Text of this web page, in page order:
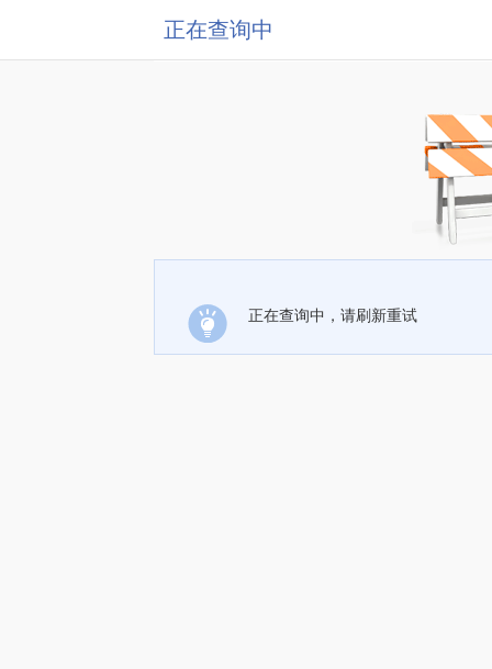
正在查询中
正在查询中，请刷新重试